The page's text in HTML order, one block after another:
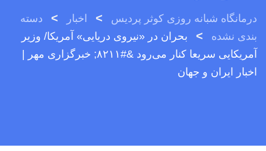
درمانگاه شبانه روزی کوثر پردیس > اخبار >
دسته
بندی نشده
>
بحران در «نیروی دریایی» آمریکا/ وزیر
آمریکایی سریعا کنار می‌رود &#۸۲۱۱; خبرگزاری مهر |
اخبار ایران و جهان